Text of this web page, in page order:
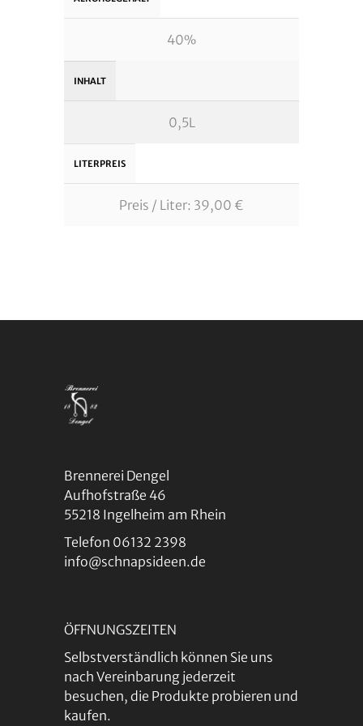
40%
INHALT
0,5L
LITERPREIS
Preis / Liter: 39,00 €
Brennerei Dengel
Aufhofstraße 46
55218 Ingelheim am Rhein
Telefon 06132 2398
info@schnapsideen.de
ÖFFNUNGSZEITEN
Selbstverständlich können Sie uns
nach Vereinbarung jederzeit
besuchen, die Produkte probieren und
kaufen.